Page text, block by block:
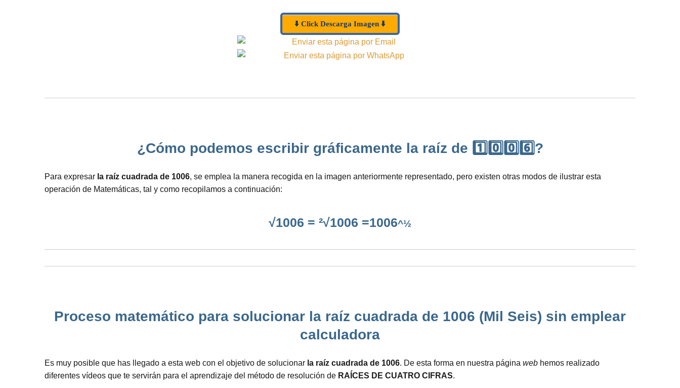
⬇️ Click Descarga Imagen ⬇️
¿Cómo podemos escribir gráficamente la raíz de 1️⃣0️⃣0️⃣6️⃣?
Para expresar la raíz cuadrada de 1006, se emplea la manera recogida en la imagen anteriormente representado, pero existen otras modos de ilustrar esta
operación de Matemáticas, tal y como recopilamos a continuación:
√1006 = ²√1006 =1006^½
Proceso matemático para solucionar la raíz cuadrada de 1006 (Mil Seis) sin emplear
calculadora
Es muy posible que has llegado a esta web con el objetivo de solucionar la raíz cuadrada de 1006. De esta forma en nuestra página web hemos realizado
diferentes vídeos que te servirán para el aprendizaje del método de resolución de RAÍCES DE CUATRO CIFRAS.